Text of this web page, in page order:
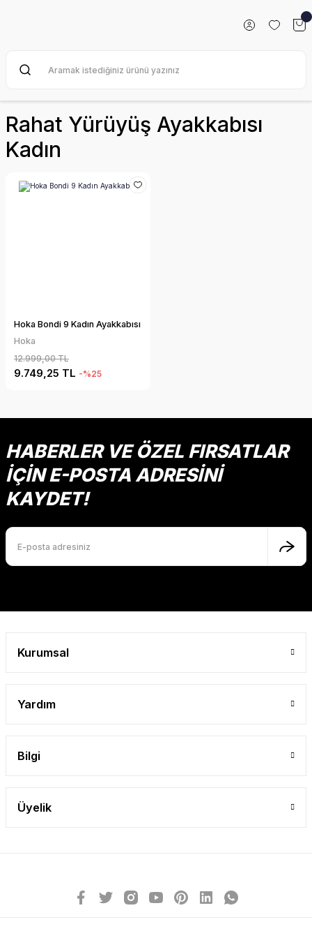
Rahat Yürüyüş Ayakkabısı
Kadın
Hoka Bondi 9 Kadın Ayakkabısı
Hoka
12.999,00 TL
9.749,25 TL -%25
HABERLER VE ÖZEL FIRSATLAR
İÇİN E-POSTA ADRESİNİ
KAYDET!
Kurumsal
Yardım
Bilgi
Üyelik